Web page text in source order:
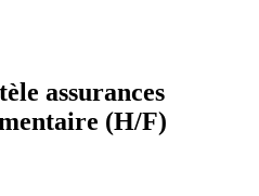
assurances
(H/F)